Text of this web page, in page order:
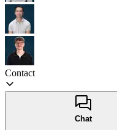
Contact
Chat